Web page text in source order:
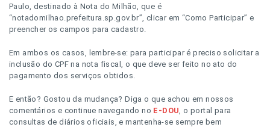
Paulo, destinado à Nota do Milhão, que é
“notadomilhao.prefeitura.sp.gov.br”, clicar em “Como Participar” e
preencher os campos para cadastro.
Em ambos os casos, lembre-se: para participar é preciso solicitar a
inclusão do CPF na nota fiscal, o que deve ser feito no ato do
pagamento dos serviços obtidos.
E então? Gostou da mudança? Diga o que achou em nossos
comentários e continue navegando no E-DOU , o portal para
consultas de diários oficiais, e mantenha-se sempre bem